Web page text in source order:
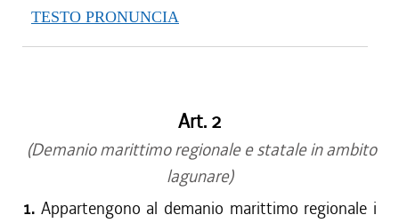
TESTO PRONUNCIA
Art. 2
(Demanio marittimo regionale e statale in ambito
lagunare)
1. Appartengono al demanio marittimo regionale i